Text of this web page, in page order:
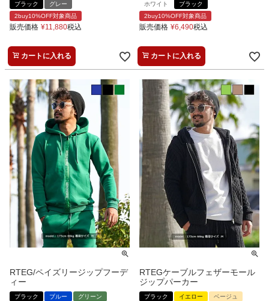
ブラック
グレー
2buy10%OFF対象商品
販売価格 ¥11,880税込
カートに入れる
ホワイト
ブラック
2buy10%OFF対象商品
販売価格 ¥6,490税込
カートに入れる
RTEG/ペイズリージップフーデ
ィー
ブラック ブルー
グリーン
RTEGケーブルフェザーモール
ジップパーカー
ブラック イエロー
ベージュ